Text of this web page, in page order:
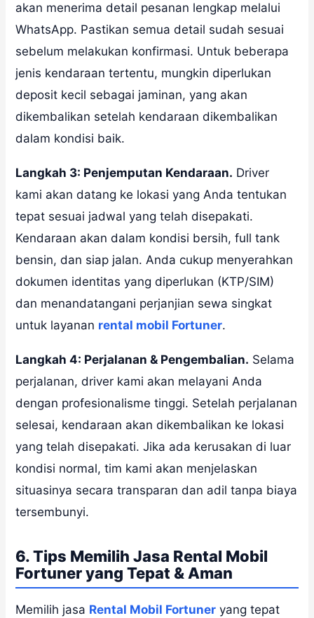
akan menerima detail pesanan lengkap melalui
WhatsApp. Pastikan semua detail sudah sesuai
sebelum melakukan konfirmasi. Untuk beberapa
jenis kendaraan tertentu, mungkin diperlukan
deposit kecil sebagai jaminan, yang akan
dikembalikan setelah kendaraan dikembalikan
dalam kondisi baik.
Langkah 3: Penjemputan Kendaraan. Driver
kami akan datang ke lokasi yang Anda tentukan
tepat sesuai jadwal yang telah disepakati.
Kendaraan akan dalam kondisi bersih, full tank
bensin, dan siap jalan. Anda cukup menyerahkan
dokumen identitas yang diperlukan (KTP/SIM)
dan menandatangani perjanjian sewa singkat
untuk layanan rental mobil Fortuner.
Langkah 4: Perjalanan & Pengembalian. Selama
perjalanan, driver kami akan melayani Anda
dengan profesionalisme tinggi. Setelah perjalanan
selesai, kendaraan akan dikembalikan ke lokasi
yang telah disepakati. Jika ada kerusakan di luar
kondisi normal, tim kami akan menjelaskan
situasinya secara transparan dan adil tanpa biaya
tersembunyi.
6. Tips Memilih Jasa Rental Mobil
Fortuner yang Tepat & Aman
Memilih jasa Rental Mobil Fortuner yang tepat